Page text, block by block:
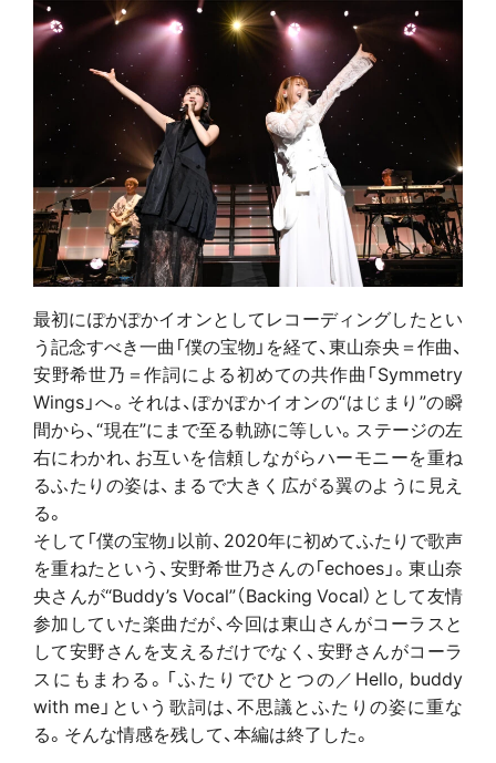
最初にぽかぽかイオンとしてレコーディングしたとい
う記念すべき一曲「僕の宝物」を経て、東山奈央＝作曲、
安野希世乃＝作詞による初めての共作曲「Symmetry
Wings」へ。それは、ぽかぽかイオンの“はじまり”の瞬
間から、“現在”にまで至る軌跡に等しい。ステージの左
右にわかれ、お互いを信頼しながらハーモニーを重ね
るふたりの姿は、まるで大きく広がる翼のように見え
る。
そして「僕の宝物」以前、2020年に初めてふたりで歌声
を重ねたという、安野希世乃さんの「echoes」。東山奈
央さんが“Buddy’s Vocal”（Backing Vocal）として友情
参加していた楽曲だが、今回は東山さんがコーラスと
して安野さんを支えるだけでなく、安野さんがコーラ
スにもまわる。「ふたりでひとつの／Hello, buddy
with me」という歌詞は、不思議とふたりの姿に重な
る。そんな情感を残して、本編は終了した。